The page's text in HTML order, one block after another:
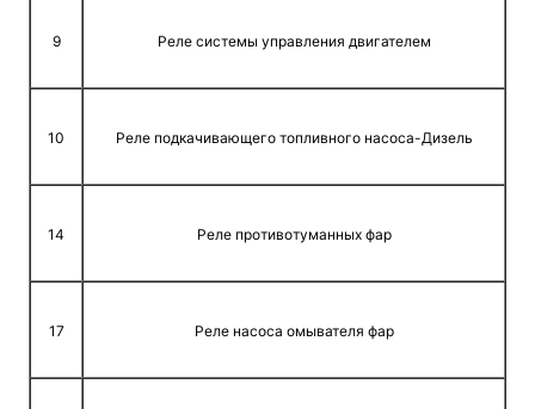
9 Реле системы управления двигателем
10 Реле подкачивающего топливного насоса-Дизель
14 Реле противотуманных фар
17 Реле насоса омывателя фар